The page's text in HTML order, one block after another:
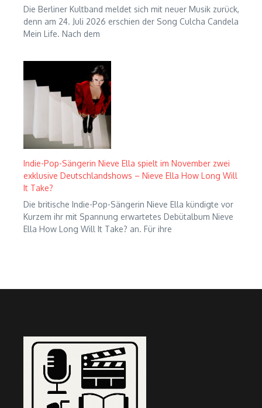
Die Berliner Kultband meldet sich mit neuer Musik zurück,
denn am 24. Juli 2026 erschien der Song Culcha Candela
Mein Life. Nach dem
Indie-Pop-Sängerin Nieve Ella spielt im November zwei
exklusive Deutschlandshows – Nieve Ella How Long Will
It Take?
Die britische Indie-Pop-Sängerin Nieve Ella kündigte vor
Kurzem ihr mit Spannung erwartetes Debütalbum Nieve
Ella How Long Will It Take? an. Für ihre